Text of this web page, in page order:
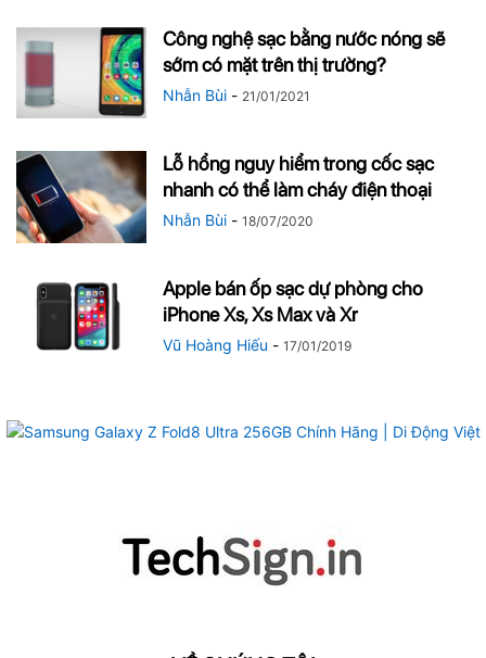
Công nghệ sạc bằng nước nóng sẽ
sớm có mặt trên thị trường?
Nhẫn Bùi - 21/01/2021
Lỗ hổng nguy hiểm trong cốc sạc
nhanh có thể làm cháy điện thoại
Nhẫn Bùi - 18/07/2020
Apple bán ốp sạc dự phòng cho
iPhone Xs, Xs Max và Xr
Vũ Hoàng Hiếu - 17/01/2019